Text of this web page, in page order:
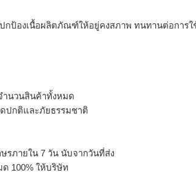
กป้องเนื้อผลิตภัณฑ์ให้อยู่คงสภาพ ทนทานต่อการใช้
ำนวนสินค้าทั้งหมด
ดปกติและภัยธรรมชาติ
ภายใน 7 วัน นับจากวันที่ส่ง
100% ให้บริษัท